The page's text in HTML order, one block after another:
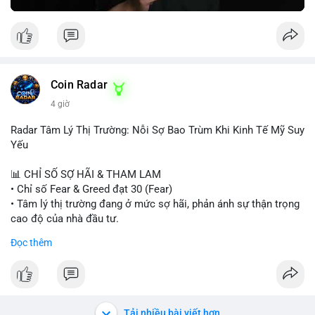
#vlikemarketindex42
Coin Radar
4 giờ
Radar Tâm Lý Thị Trường: Nỗi Sợ Bao Trùm Khi Kinh Tế Mỹ Suy
Yếu
📊 CHỈ SỐ SỢ HÃI & THAM LAM
• Chỉ số Fear & Greed đạt 30 (Fear)
• Tâm lý thị trường đang ở mức sợ hãi, phản ánh sự thận trọng
cao độ của nhà đầu tư.
📈 XU HƯỚNG TÌM KIẾM & THẢO LUẬN
CASHCAT, CRO.
Chainlink, Litecoin.
Đọc thêm